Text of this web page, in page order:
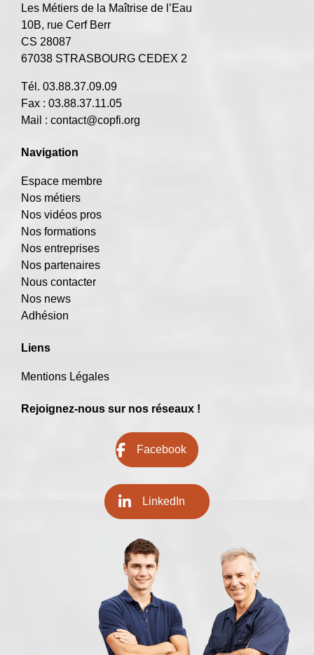
Les Métiers de la Maîtrise de l’Eau
10B, rue Cerf Berr
CS 28087
67038 STRASBOURG CEDEX 2
Tél. 03.88.37.09.09
Fax : 03.88.37.11.05
Mail : contact@copfi.org
Navigation
Espace membre
Nos métiers
Nos vidéos pros
Nos formations
Nos entreprises
Nos partenaires
Nous contacter
Nos news
Adhésion
Liens
Mentions Légales
Rejoignez-nous sur nos réseaux !
Facebook
LinkedIn